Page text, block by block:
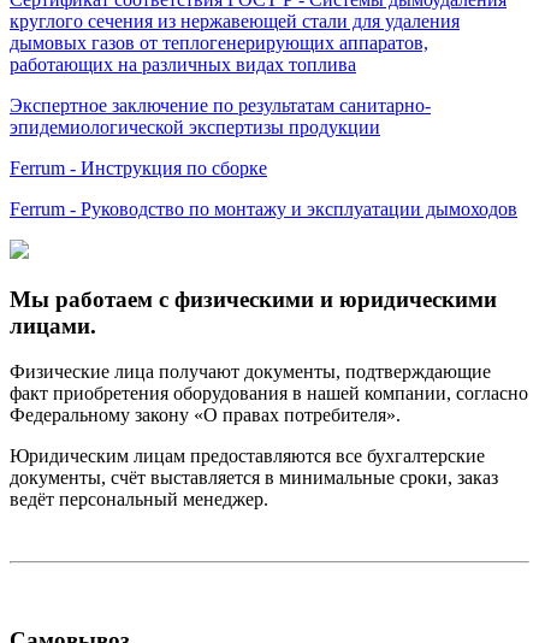
круглого сечения из нержавеющей стали для удаления
дымовых газов от теплогенерирующих аппаратов,
работающих на различных видах топлива
Экспертное заключение по результатам санитарно-
эпидемиологической экспертизы продукции
Ferrum - Инструкция по сборке
Ferrum - Руководство по монтажу и эксплуатации дымоходов
Мы работаем с физическими и юридическими
лицами.
Физические лица получают документы, подтверждающие
факт приобретения оборудования в нашей компании, согласно
Федеральному закону «О правах потребителя».
Юридическим лицам предоставляются все бухгалтерские
документы, счёт выставляется в минимальные сроки, заказ
ведёт персональный менеджер.